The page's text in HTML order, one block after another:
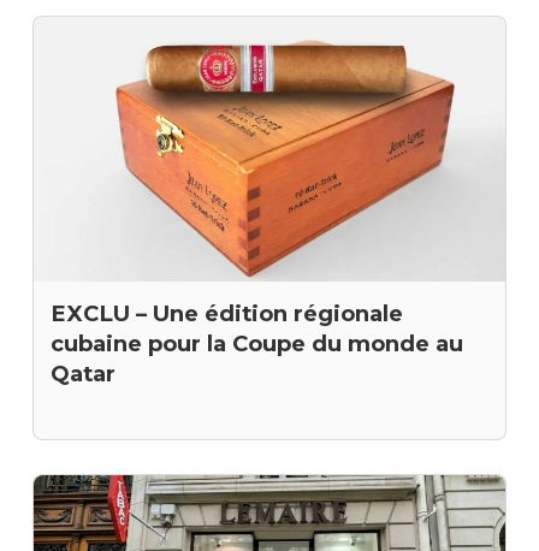
EXCLU – Une édition régionale
cubaine pour la Coupe du monde au
Qatar